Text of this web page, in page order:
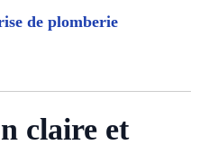
de plomberie
claire et